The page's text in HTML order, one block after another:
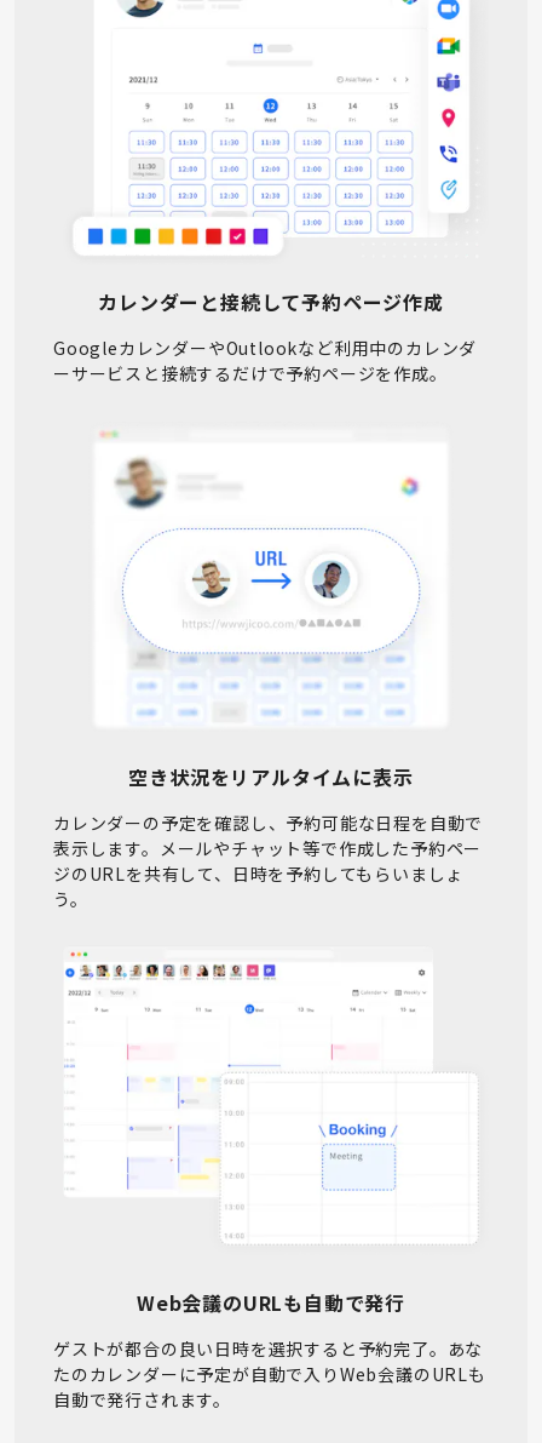
カレンダーと接続して予約ページ作成
GoogleカレンダーやOutlookなど利用中のカレンダ
ーサービスと接続するだけで予約ページを作成。
空き状況をリアルタイムに表示
カレンダーの予定を確認し、予約可能な日程を自動で
表示します。メールやチャット等で作成した予約ペー
ジのURLを共有して、日時を予約してもらいましょ
う。
Web会議のURLも自動で発行
ゲストが都合の良い日時を選択すると予約完了。あな
たのカレンダーに予定が自動で入りWeb会議のURLも
自動で発行されます。